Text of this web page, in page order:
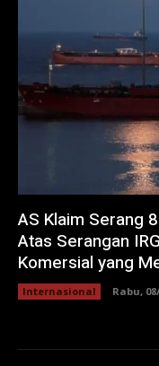
AS Klaim Serang
Atas Serangan
Komersial yang
Internasional Rabu,